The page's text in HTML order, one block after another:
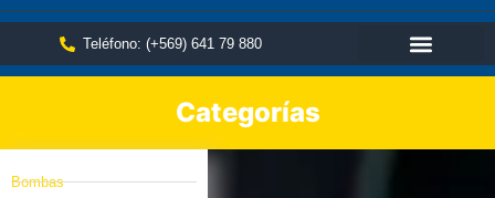
Teléfono: (+569) 641 79 880
Categorías
Bombas